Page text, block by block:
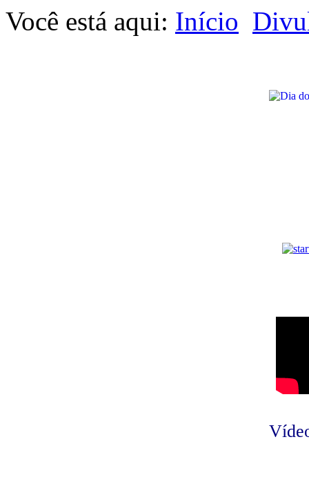
Você está aqui: Início